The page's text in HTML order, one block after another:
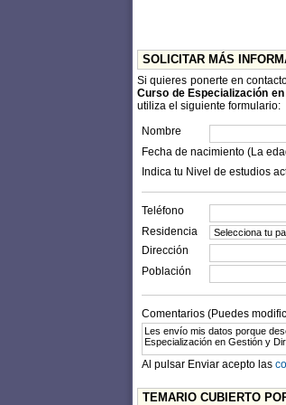
SOLICITAR MÁS
Si quieres ponerte en
Curso de Especialización
utiliza el siguiente formulario:
Nombre
Fecha de nacimiento (La
Indica tu Nivel de estudios
Teléfono
Residencia
Dirección
Población
Comentarios (Puedes
Al pulsar Enviar acepto las
TEMARIO CUBIERTO